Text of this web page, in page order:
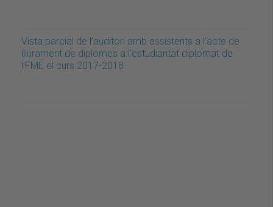
Vista parcial de l'auditori amb assistents a l'acte de
lliurament de diplomes a l'estudiantat diplomat de
l'FME el curs 2017-2018